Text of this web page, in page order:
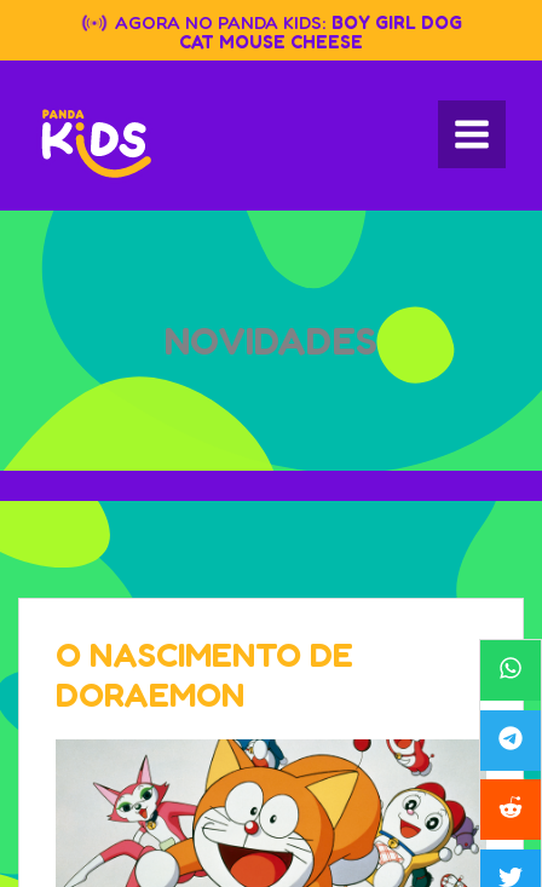
content
AGORA NO PANDA KIDS: BOY GIRL DOG
CAT MOUSE CHEESE
NOVIDADES
O NASCIMENTO DE
DORAEMON